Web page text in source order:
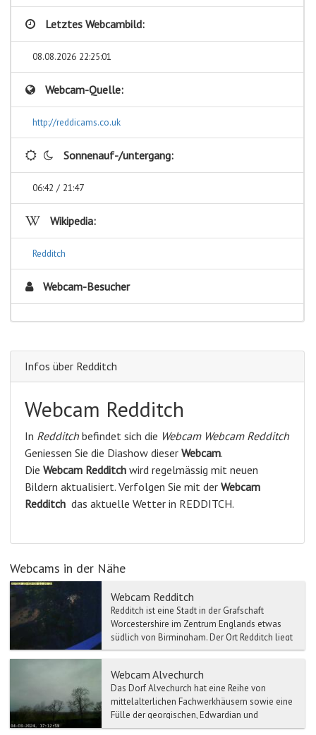
Letztes Webcambild:
08.08.2026 22:25:01
Webcam-Quelle:
http://reddicams.co.uk
Sonnenauf-/untergang:
06:42 / 21:47
Wikipedia:
Redditch
Webcam-Besucher
Infos über Redditch
Webcam Redditch
In Redditch befindet sich die Webcam Webcam Redditch
Geniessen Sie die Diashow dieser Webcam.
Die Webcam Redditch wird regelmässig mit neuen
Bildern aktualisiert. Verfolgen Sie mit der Webcam
Redditch das aktuelle Wetter in REDDITCH.
Webcams in der Nähe
Webcam Redditch
Redditch ist eine Stadt in der Grafschaft
Worcestershire im Zentrum Englands etwas
südlich von Birmingham. Der Ort Redditch liegt
nahe dem Motorway...
Webcam Alvechurch
Das Dorf Alvechurch hat eine Reihe von
mittelalterlichen Fachwerkhäusern sowie eine
Fülle der georgischen, Edwardian und
viktorianischen Gebäuden. ...